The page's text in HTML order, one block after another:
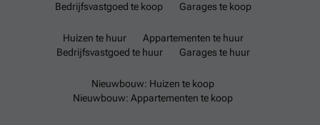
Bedrijfsvastgoed te koop
Garages te koop
Huizen te huur
Appartementen te huur
Bedrijfsvastgoed te huur
Garages te huur
Nieuwbouw: Huizen te koop
Nieuwbouw: Appartementen te koop